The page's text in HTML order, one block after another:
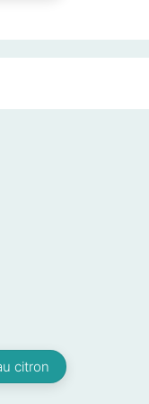
citron